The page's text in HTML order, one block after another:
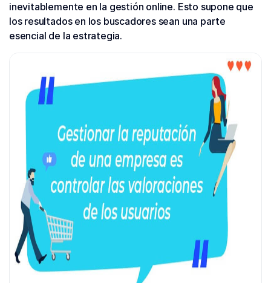
inevitablemente en la gestión online. Esto supone que
los resultados en los buscadores sean una parte
esencial de la estrategia.